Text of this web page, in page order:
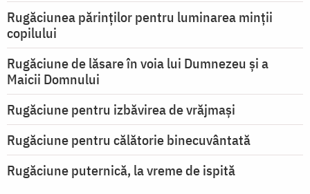
Rugăciunea părinților pentru luminarea minţii
copilului
Rugăciune de lăsare în voia lui Dumnezeu şi a
Maicii Domnului
Rugăciune pentru izbăvirea de vrăjmași
Rugăciune pentru călătorie binecuvântată
Rugăciune puternică, la vreme de ispită